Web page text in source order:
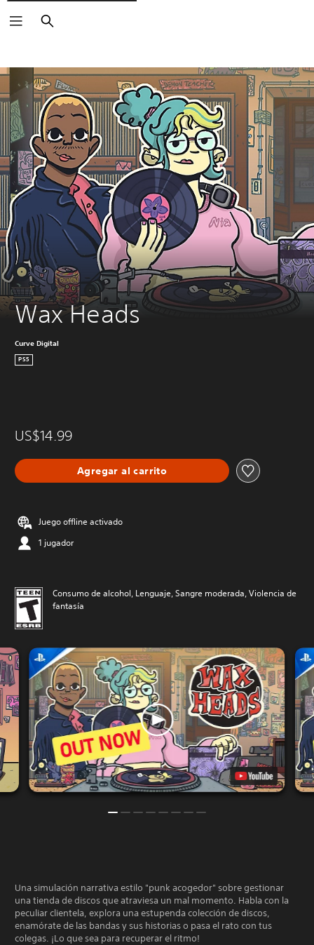
Buscar
Wax Heads
Curve Digital
PS5
US$14.99
Agregar al carrito
Juego offline activado
1 jugador
Consumo de alcohol, Lenguaje, Sangre moderada, Violencia de
fantasía
Una simulación narrativa estilo "punk acogedor" sobre gestionar
una tienda de discos que atraviesa un mal momento. Habla con la
peculiar clientela, explora una estupenda colección de discos,
enamórate de las bandas y sus historias o pasa el rato con tus
colegas. ¡Lo que sea para recuperar el ritmo!